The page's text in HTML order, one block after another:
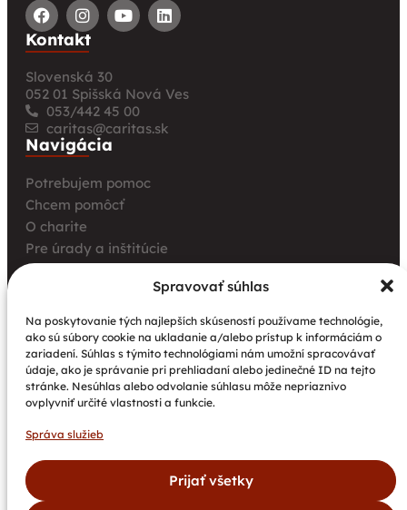
Spravovať súhlas
Na poskytovanie tých najlepších skúseností používame technológie,
ako sú súbory cookie na ukladanie a/alebo prístup k informáciám o
zariadení. Súhlas s týmito technológiami nám umožní spracovávať
údaje, ako je správanie pri prehliadaní alebo jedinečné ID na tejto
stránke. Nesúhlas alebo odvolanie súhlasu môže nepriaznivo
ovplyvniť určité vlastnosti a funkcie.
Správa služieb
Prijať všetky
Kontakt
Slovenská 30
052 01 Spišská Nová Ves
053/442 45 00
caritas@caritas.sk
Navigácia
Potrebujem pomoc
Chcem pomôcť
O charite
Pre úrady a inštitúcie
Farské charity
Aktuality
Charita bez hraníc: Stretnutie Spišskej katolíckej
charity a Krakowskej arcidiecéznej charity prinieslo
nové pohľady na fundraising aj propagáciu
Nové petangové ihrisko prináša seniorom radosť,
pohyb a komunitu
tretích krajín vrátane migrantov“